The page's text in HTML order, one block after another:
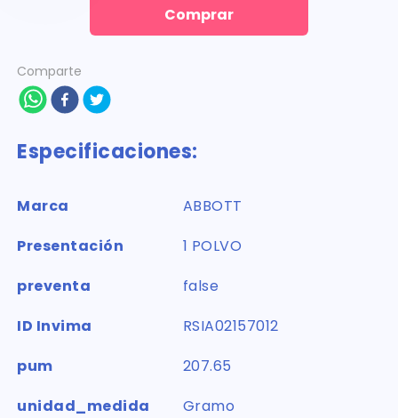
Comprar
Comparte
Especificaciones:
Marca
ABBOTT
Presentación
1 POLVO
preventa
false
ID Invima
RSIA02157012
pum
207.65
unidad_medida
Gramo